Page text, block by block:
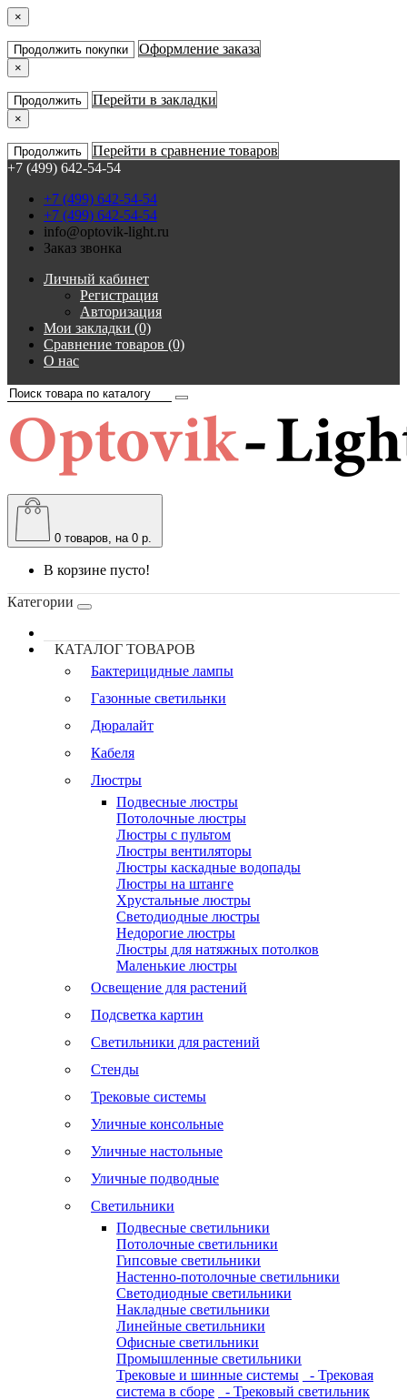
×
Продолжить покупки Оформление заказа
×
Продолжить Перейти в закладки
×
Продолжить
Перейти в сравнение товаров
+7 (499) 642-54-54
+7 (499) 642-54-54
+7 (499) 642-54-54
info@optovik-light.ru
Заказ звонка
Личный кабинет
Регистрация
Авторизация
Мои закладки (0)
Сравнение товаров (0)
О нас
0 товаров, на 0 р.
В корзине пусто!
Категории
КАТАЛОГ ТОВАРОВ
Бактерицидные лампы
Газонные светильнки
Дюралайт
Кабеля
Люстры
Подвесные люстры
Потолочные люстры
Люстры с пультом
Люстры вентиляторы
Люстры каскадные водопады
Люстры на штанге
Хрустальные люстры
Светодиодные люстры
Недорогие люстры
Люстры для натяжных потолков
Маленькие люстры
Освещение для растений
Подсветка картин
Светильники для растений
Стенды
Трековые системы
Уличные консольные
Уличные настольные
Уличные подводные
Светильники
Подвесные светильники
Потолочные светильники
Гипсовые светильники
Настенно-потолочные светильники
Светодиодные светильники
Накладные светильники
Линейные светильники
Офисные светильники
Промышленные светильники
Трековые и шинные системы
- Трековая
система в сборе
- Трековый светильник